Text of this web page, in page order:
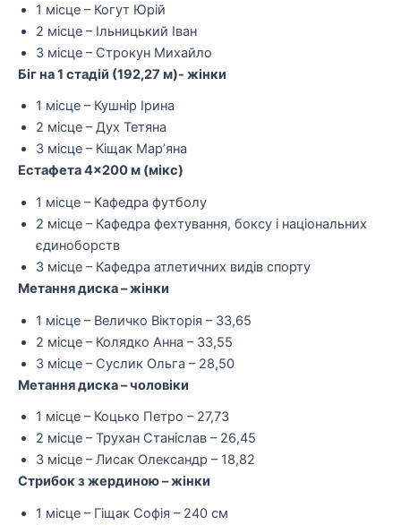
1 місце – Когут Юрій
2 місце – Ільницький Іван
3 місце – Строкун Михайло
Біг на 1 стадій (192,27 м)- жінки
1 місце – Кушнір Ірина
2 місце – Дух Тетяна
3 місце – Кіщак Мар’яна
Естафета 4×200 м (мікс)
1 місце – Кафедра футболу
2 місце – Кафедра фехтування, боксу і національних
єдиноборств
3 місце – Кафедра атлетичних видів спорту
Метання диска – жінки
1 місце – Величко Вікторія – 33,65
2 місце – Колядко Анна – 33,55
3 місце – Суслик Ольга – 28,50
Метання диска – чоловіки
1 місце – Коцько Петро – 27,73
2 місце – Трухан Станіслав – 26,45
3 місце – Лисак Олександр – 18,82
Стрибок з жердиною – жінки
1 місце – Гіщак Софія – 240 см